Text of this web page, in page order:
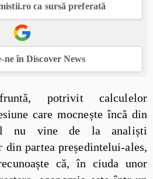
ca sursă preferată
ne în Discover News
potrivit calculelor
care mocnește încă din
nu vine de la analiști
din partea președintelui-ales,
că, în ciuda unor